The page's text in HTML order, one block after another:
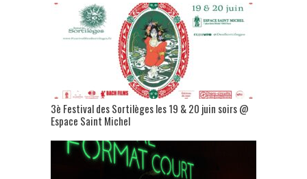
3è Festival des Sortilèges les 19 & 20 juin soirs @
Espace Saint Michel